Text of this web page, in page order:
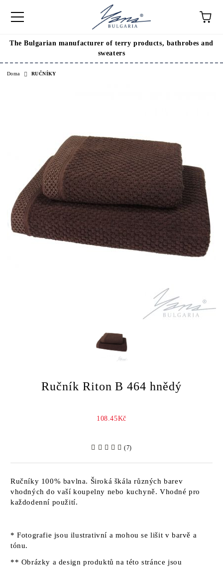
The Bulgarian manufacturer of terry products, bathrobes and
sweaters
Doma RUČNÍKY
Ručník Riton B 464 hnědý
108.45Kč
(7)
Ručníky 100% bavlna. Široká škála různých barev
vhodných do vaší koupelny nebo kuchyně. Vhodné pro
každodenní použití.
* Fotografie jsou ilustrativní a mohou se lišit v barvě a
tónu.
** Obrázky a design produktů na této stránce jsou